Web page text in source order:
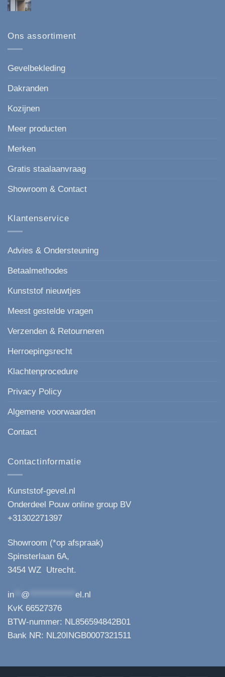
de
voor
elke
gevelbekleding
in
Ons assortiment
Gevelbekleding
Dakranden
Kozijnen
Meer producten
Merken
Gratis staalaanvraag
Showroom & Contact
Klantenservice
Advies & Ondersteuning
Betaalmethodes
Kunststof nieuwtjes
Meest gestelde vragen
Verzenden & Retourneren
Herroepingsrecht
Klachtenprocedure
Privacy Policy
Algemene voorwaarden
Contact
Contactinformatie
Kunststof-gevel.nl
Onderdeel Pouw online group BV
+31302271397
Showroom (*op afspraak)
Spinsterlaan 6A,
3454 WZ Utrecht.
in @
el.nl
KvK 66527376
BTW-nummer: NL856594842B01
Bank NR: NL20INGB0007321511